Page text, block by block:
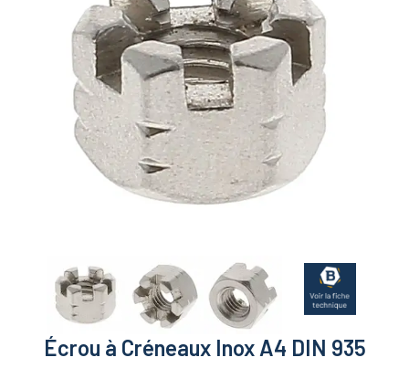
Écrou à Créneaux Inox A4 DIN 935